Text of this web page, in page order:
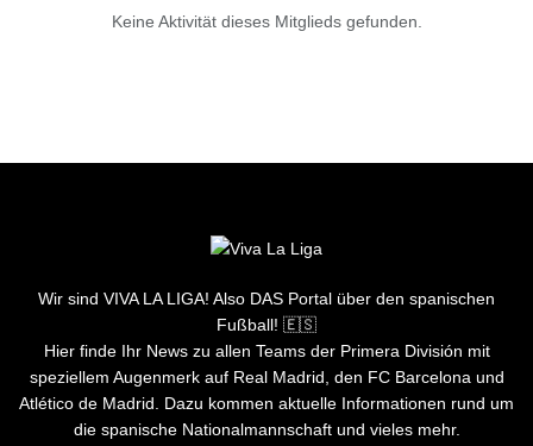
Keine Aktivität dieses Mitglieds gefunden.
Wir sind VIVA LA LIGA! Also DAS Portal über den spanischen
Fußball! 🇪🇸
Hier finde Ihr News zu allen Teams der Primera División mit
speziellem Augenmerk auf Real Madrid, den FC Barcelona und
Atlético de Madrid. Dazu kommen aktuelle Informationen rund um
die spanische Nationalmannschaft und vieles mehr.